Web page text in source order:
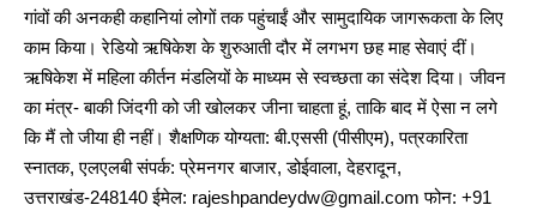
गांवों की अनकही कहानियां लोगों तक पहुंचाईं और सामुदायिक जागरूकता के लिए
काम किया। रेडियो ऋषिकेश के शुरुआती दौर में लगभग छह माह सेवाएं दीं।
ऋषिकेश में महिला कीर्तन मंडलियों के माध्यम से स्वच्छता का संदेश दिया। जीवन
का मंत्र- बाकी जिंदगी को जी खोलकर जीना चाहता हूं, ताकि बाद में ऐसा न लगे
कि मैं तो जीया ही नहीं। शैक्षणिक योग्यता: बी.एससी (पीसीएम), पत्रकारिता
स्नातक, एलएलबी संपर्क: प्रेमनगर बाजार, डोईवाला, देहरादून,
उत्तराखंड-248140 ईमेल: rajeshpandeydw@gmail.com फोन: +91